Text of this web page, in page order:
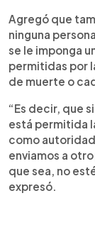
Agregó que
ninguna
se le imponga
permitidas por
de muerte o
“Es decir, que
está permitida
como
enviamos a
que sea, no
expresó.